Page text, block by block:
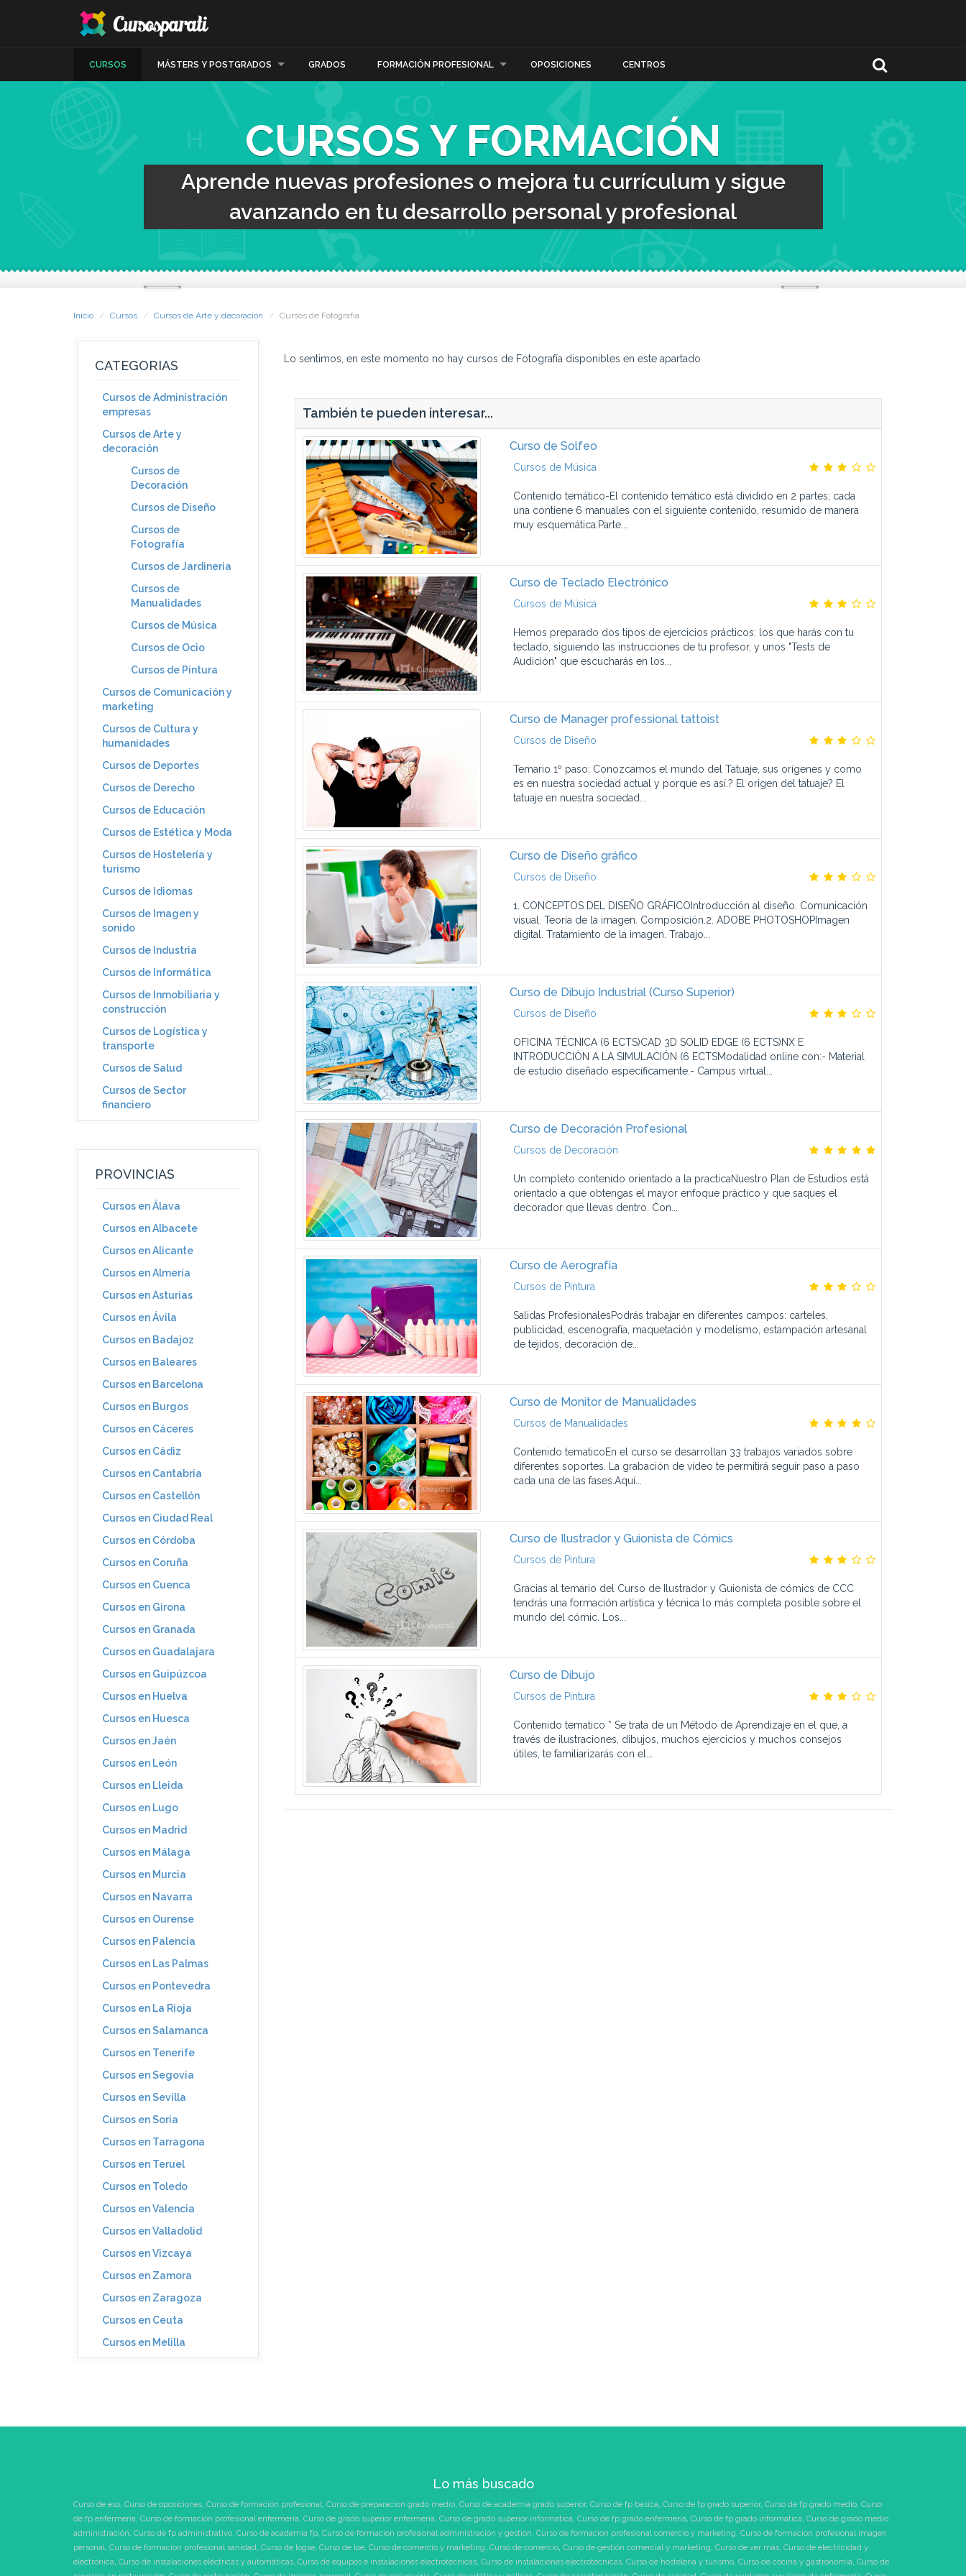
CURSOS MÁSTERS Y POSTGRADOS GRADOS FORMACIÓN PROFESIONAL OPOSICIONES CENTROS
CURSOS Y FORMACIÓN
Aprende nuevas profesiones o mejora tu currículum y sigue
avanzando en tu desarrollo personal y profesional
Inicio Cursos Cursos de Arte y decoración Cursos de Fotografía
CATEGORIAS
Cursos de Administración
empresas
Cursos de Arte y
decoración
Cursos de
Decoración
Cursos de Diseño
Cursos de
Fotografía
Cursos de Jardineria
Cursos de
Manualidades
Cursos de Música
Cursos de Ocio
Cursos de Pintura
Cursos de Comunicación y
marketing
Cursos de Cultura y
humanidades
Cursos de Deportes
Cursos de Derecho
Cursos de Educación
Cursos de Estética y Moda
Cursos de Hostelería y
turismo
Cursos de Idiomas
Cursos de Imagen y
sonido
Cursos de Industria
Cursos de Informática
Cursos de Inmobiliaria y
construcción
Cursos de Logística y
transporte
Cursos de Salud
Cursos de Sector
financiero
PROVINCIAS
Cursos en Álava
Cursos en Albacete
Cursos en Alicante
Cursos en Almería
Cursos en Asturias
Cursos en Ávila
Cursos en Badajoz
Cursos en Baleares
Cursos en Barcelona
Cursos en Burgos
Cursos en Cáceres
Cursos en Cádiz
Cursos en Cantabria
Cursos en Castellón
Cursos en Ciudad Real
Cursos en Córdoba
Cursos en Coruña
Cursos en Cuenca
Cursos en Girona
Cursos en Granada
Cursos en Guadalajara
Cursos en Guipúzcoa
Cursos en Huelva
Cursos en Huesca
Cursos en Jaén
Cursos en León
Cursos en Lleida
Cursos en Lugo
Cursos en Madrid
Cursos en Málaga
Cursos en Murcia
Cursos en Navarra
Cursos en Ourense
Cursos en Palencia
Cursos en Las Palmas
Cursos en Pontevedra
Cursos en La Rioja
Cursos en Salamanca
Cursos en Tenerife
Cursos en Segovia
Cursos en Sevilla
Cursos en Soria
Cursos en Tarragona
Cursos en Teruel
Cursos en Toledo
Cursos en Valencia
Cursos en Valladolid
Cursos en Vizcaya
Cursos en Zamora
Cursos en Zaragoza
Cursos en Ceuta
Cursos en Melilla
Lo sentimos, en este momento no hay cursos de Fotografía disponibles en este apartado
También te pueden interesar...
Curso de Solfeo
Cursos de Música
Contenido temático-El contenido temático está dividido en 2 partes; cada
una contiene 6 manuales con el siguiente contenido, resumido de manera
muy esquemática:Parte...
Curso de Teclado Electrónico
Cursos de Música
Hemos preparado dos tipos de ejercicios prácticos: los que harás con tu
teclado, siguiendo las instrucciones de tu profesor, y unos "Tests de
Audición" que escucharás en los...
Curso de Manager professional tattoist
Cursos de Diseño
Temario 1º paso: Conozcamos el mundo del Tatuaje, sus orígenes y como
es en nuestra sociedad actual y porque es así.? El origen del tatuaje? El
tatuaje en nuestra sociedad...
Curso de Diseño gráfico
Cursos de Diseño
1. CONCEPTOS DEL DISEÑO GRÁFICOIntroducción al diseño. Comunicación
visual. Teoría de la imagen. Composición.2. ADOBE PHOTOSHOPImagen
digital. Tratamiento de la imagen. Trabajo...
Curso de Dibujo Industrial (Curso Superior)
Cursos de Diseño
OFICINA TÉCNICA (6 ECTS)CAD 3D SOLID EDGE (6 ECTS)NX E
INTRODUCCIÓN A LA SIMULACIÓN (6 ECTSModalidad online con:- Material
de estudio diseñado específicamente.- Campus virtual...
Curso de Decoración Profesional
Cursos de Decoración
Un completo contenido orientado a la practicaNuestro Plan de Estudios está
orientado a que obtengas el mayor enfoque práctico y que saques el
decorador que llevas dentro. Con...
Curso de Aerografía
Cursos de Pintura
Salidas ProfesionalesPodrás trabajar en diferentes campos: carteles,
publicidad, escenografía, maquetación y modelismo, estampación artesanal
de tejidos, decoración de...
Curso de Monitor de Manualidades
Cursos de Manualidades
Contenido tematicoEn el curso se desarrollan 33 trabajos variados sobre
diferentes soportes. La grabación de vídeo te permitirá seguir paso a paso
cada una de las fases.Aquí...
Curso de Ilustrador y Guionista de Cómics
Cursos de Pintura
Gracias al temario del Curso de Ilustrador y Guionista de cómics de CCC
tendrás una formación artística y técnica lo más completa posible sobre el
mundo del cómic. Los...
Curso de Dibujo
Cursos de Pintura
Contenido tematico * Se trata de un Método de Aprendizaje en el que, a
través de ilustraciones, dibujos, muchos ejercicios y muchos consejos
útiles, te familiarizarás con el...
Lo más buscado
Curso de eso, Curso de oposiciones, Curso de formación profesional, Curso de preparacion grado medio, Curso de academia grado superior, Curso de fp basica, Curso de fp grado superior, Curso de fp grado medio, Curso
de fp enfermeria, Curso de formación profesional enfermeria, Curso de grado superior enfermeria, Curso de grado superior informatica, Curso de fp grado enfermeria, Curso de fp grado informatica, Curso de grado medio
administración, Curso de fp administrativo, Curso de academia fp, Curso de formacion profesional administración y gestión, Curso de formacion profesional comercio y marketing, Curso de formacion profesional imagen
personal, Curso de formacion profesional sanidad, Curso de logse, Curso de loe, Curso de comercio y marketing, Curso de comercio, Curso de gestión comercial y marketing, Curso de ver más, Curso de electricidad y
electrónica, Curso de instalaciones eléctricas y automáticas, Curso de equipos e instalaciones electrotécnicas, Curso de instalaciones electrotécnicas, Curso de hostelería y turismo, Curso de cocina y gastronomía, Curso de